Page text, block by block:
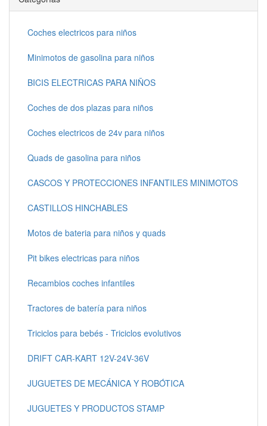
Coches electricos para niños
Minimotos de gasolina para niños
BICIS ELECTRICAS PARA NIÑOS
Coches de dos plazas para niños
Coches electricos de 24v para niños
Quads de gasolina para niños
CASCOS Y PROTECCIONES INFANTILES MINIMOTOS
CASTILLOS HINCHABLES
Motos de bateria para niños y quads
Pit bikes electricas para niños
Recambios coches infantiles
Tractores de batería para niños
Triciclos para bebés - Triciclos evolutivos
DRIFT CAR-KART 12V-24V-36V
JUGUETES DE MECÁNICA Y ROBÓTICA
JUGUETES Y PRODUCTOS STAMP